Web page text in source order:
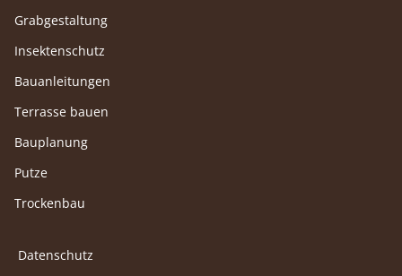
Grabgestaltung
Insektenschutz
Bauanleitungen
Terrasse bauen
Bauplanung
Putze
Trockenbau
Datenschutz